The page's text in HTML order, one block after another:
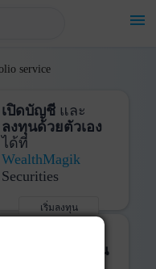
menu
เปิดบัญชีและ
ลงทุนด้วยตัวเอง
ได้ที่
WealthMagik
Securities
เริ่มลงทุน
ติดตามการลงทุน